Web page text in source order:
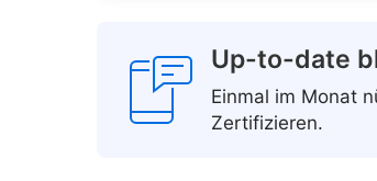
Up-to-date
Einmal im Monat
Zertifizieren.